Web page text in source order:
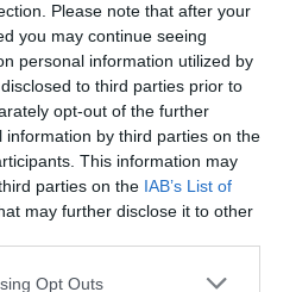
Please note that after your
you may continue seeing
personal information utilized by
to third parties prior to
opt-out of the further
by third parties on the
This information may
parties on the IAB’s List of
may further disclose it to other
app uses one or more Google
Opt Outs